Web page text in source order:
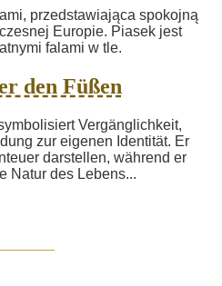
den Füßen
Vergänglichkeit,
zur eigenen Identität. Er
darstellen, während er
Natur des Lebens...